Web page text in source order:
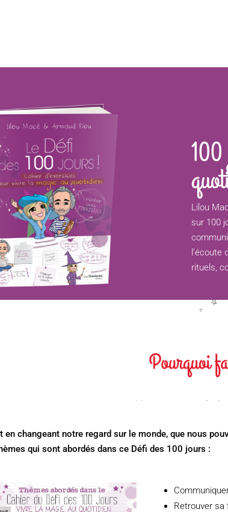
Lilou
sur 100
l’écoute
rituels,
en changeant notre regard sur le monde, que nous
qui sont abordés dans ce Défi des 100 jours :
Retrouver sa